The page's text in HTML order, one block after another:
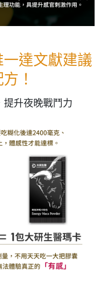
達文獻建議
！
升夜晚戰鬥力